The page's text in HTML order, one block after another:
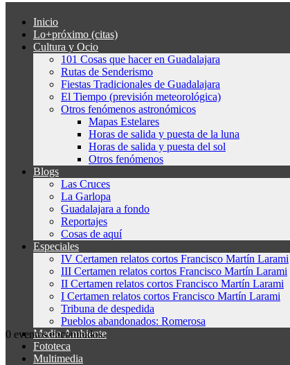
Inicio
Lo+próximo (citas)
Cultura y Ocio
101 Cosas que hacer en Guadalajara
Rutas de Senderismo
Fiestas Tradicionales de Guadalajara
El Tiempo (previsión meteorológica)
Otros fenómenos astronómicos
Mapas Estelares
Horas de salida y puesta de la luna
Horas de salida y puesta del sol
Otros fenómenos
Blogs
Las Cruces
La Garlopa
Guadalajara a fondo
Reportajes
Cosas de aquí
Especiales
IV Certamen relatos cortos Francisco Martín Larami
III Certamen relatos cortos Francisco Martín Larami
II Certamen relatos cortos Francisco Martín Larami
I Certamen relatos cortos Francisco Martín Larami
Tribuna de despedida
Pueblos abandonados: Romerosa
Medio Ambiente
Fototeca
Multimedia
0 eventos encontrados.